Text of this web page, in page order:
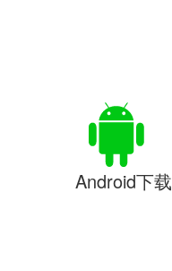
Android下载